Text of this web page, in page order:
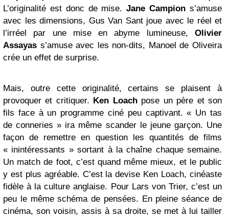
L’originalité est donc de mise.Jane Campion s’amuse
avec les dimensions, Gus Van Sant joue avec le réel et
l’irréel par une mise en abyme lumineuse, Olivier
Assayas s’amuse avec les non-dits, Manoel de Oliveira
crée un effet de surprise.
Mais, outre cette originalité, certains se plaisent à
provoquer et critiquer. Ken Loachpose un père et son
fils face à un programme ciné peu captivant. « Un tas
de conneries » ira même scander le jeune garçon. Une
façon de remettre en question les quantités de films
« inintéressants » sortant à la chaîne chaque semaine.
Un match de foot, c’est quand même mieux, et le public
y est plus agréable. C’est la devise Ken Loach, cinéaste
fidèle à la culture anglaise. Pour Lars von Trier, c’est un
peu le même schéma de pensées. En pleine séance de
cinéma, son voisin, assis à sa droite, se met à lui tailler